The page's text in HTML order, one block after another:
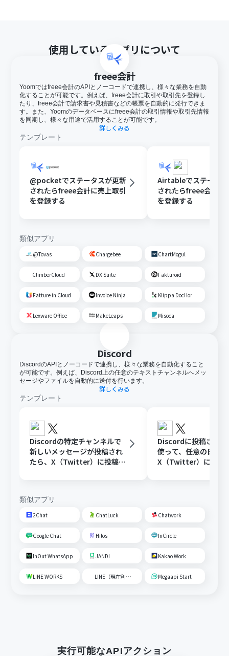
使用しているアプリについて
freee会計
Yoomではfreee会計のAPIとノーコードで連携し、様々な業務を自動
化することが可能です。例えば、freee会計に取引や取引先を登録し
たり、freee会計で請求書や見積書などの帳票を自動的に発行できま
す。また、Yoomのデータベースにfreee会計の取引情報や取引先情報
を同期し、様々な用途で活用することが可能です。
詳しくみる
テンプレート
@pocketでステータスが更新
されたらfreee会計に売上取引
を登録する
Airtableでステータ
されたらfreee会計に
を登録する
類似アプリ
@Tovas Chargebee ChartMogul
ClimberCloud DX Suite Fakturoid
Fatture in Cloud Invoice Ninja Klippa DocHorizon
Lexware Office MakeLeaps Misoca
Discord
DiscordのAPIとノーコードで連携し、様々な業務を自動化すること
が可能です。例えば、Discord上の任意のテキストチャンネルへメッ
セージやファイルを自動的に送付を行います。
詳しくみる
テンプレート
Discordの特定チャンネルで
新しいメッセージが投稿され
たら、X（Twitter）に投稿す
Discordに投稿され
使って、任意の日時に
X（Twitter）に投稿
類似アプリ
2Chat ChatLuck Chatwork
Google Chat Hilos InCircle
InOut WhatsApp JANDI Kakao Work
LINE WORKS LINE（現在利用不可） Megaapi Start
実行可能なAPIアクション